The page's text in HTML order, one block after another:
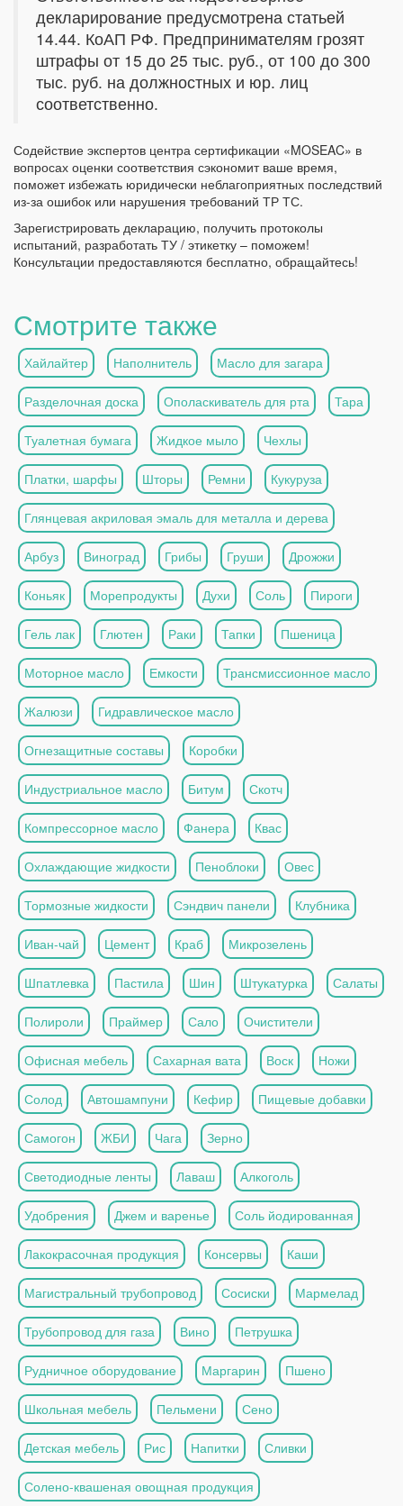
декларирование предусмотрена статьей
14.44. КоАП РФ. Предпринимателям грозят
штрафы от 15 до 25 тыс. руб., от 100 до 300
тыс. руб. на должностных и юр. лиц
соответственно.
Содействие экспертов центра сертификации «MOSEAC» в
вопросах оценки соответствия сэкономит ваше время,
поможет избежать юридически неблагоприятных последствий
из-за ошибок или нарушения требований ТР ТС.
Зарегистрировать декларацию, получить протоколы
испытаний, разработать ТУ / этикетку – поможем!
Консультации предоставляются бесплатно, обращайтесь!
Смотрите также
Хайлайтер Наполнитель Масло для загара
Разделочная доска Ополаскиватель для рта Тара
Туалетная бумага Жидкое мыло Чехлы
Платки, шарфы Шторы Ремни Кукуруза
Глянцевая акриловая эмаль для металла и дерева
Арбуз Виноград Грибы Груши Дрожжи
Коньяк Морепродукты Духи Соль Пироги
Гель лак Глютен Раки Тапки Пшеница
Моторное масло Емкости Трансмиссионное масло
Жалюзи Гидравлическое масло
Огнезащитные составы Коробки
Индустриальное масло Битум Скотч
Компрессорное масло Фанера Квас
Охлаждающие жидкости Пеноблоки Овес
Тормозные жидкости Сэндвич панели Клубника
Иван-чай Цемент Краб Микрозелень
Шпатлевка Пастила Шин Штукатурка Салаты
Полироли Праймер Сало Очистители
Офисная мебель Сахарная вата Воск Ножи
Солод Автошампуни Кефир Пищевые добавки
Самогон ЖБИ Чага Зерно
Светодиодные ленты Лаваш Алкоголь
Удобрения Джем и варенье Соль йодированная
Лакокрасочная продукция Консервы Каши
Магистральный трубопровод Сосиски Мармелад
Трубопровод для газа Вино Петрушка
Рудничное оборудование Маргарин Пшено
Школьная мебель Пельмени Сено
Детская мебель Рис Напитки Сливки
Солено-квашеная овощная продукция